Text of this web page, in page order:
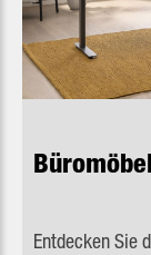
Entdecken Sie